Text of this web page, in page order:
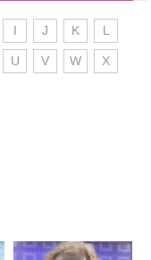
I J K L
U V W X